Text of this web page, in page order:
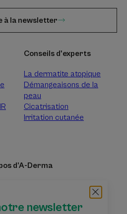
newsletter
à la newsletter
Conseils d'experts
La dermatite atopique
Démangeaisons de la
peau
Cicatrisation
Irritation cutanée
d’A-Derma
Contact